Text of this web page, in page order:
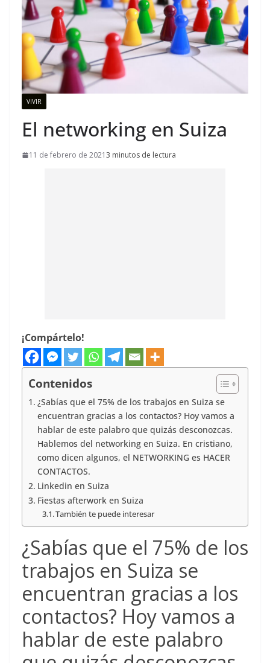
VIVIR
El networking en Suiza
11 de febrero de 20213 minutos de lectura
¡Compártelo!
Contenidos
¿Sabías que el 75% de los trabajos en Suiza se
encuentran gracias a los contactos? Hoy vamos a
hablar de este palabro que quizás desconozcas.
Hablemos del networking en Suiza. En cristiano,
como dicen algunos, el NETWORKING es HACER
CONTACTOS.
Linkedin en Suiza
Fiestas afterwork en Suiza
También te puede interesar
¿Sabías que el 75% de los
trabajos en Suiza se
encuentran gracias a los
contactos? Hoy vamos a
hablar de este palabro